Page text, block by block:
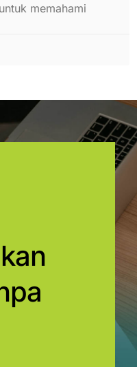
memahami